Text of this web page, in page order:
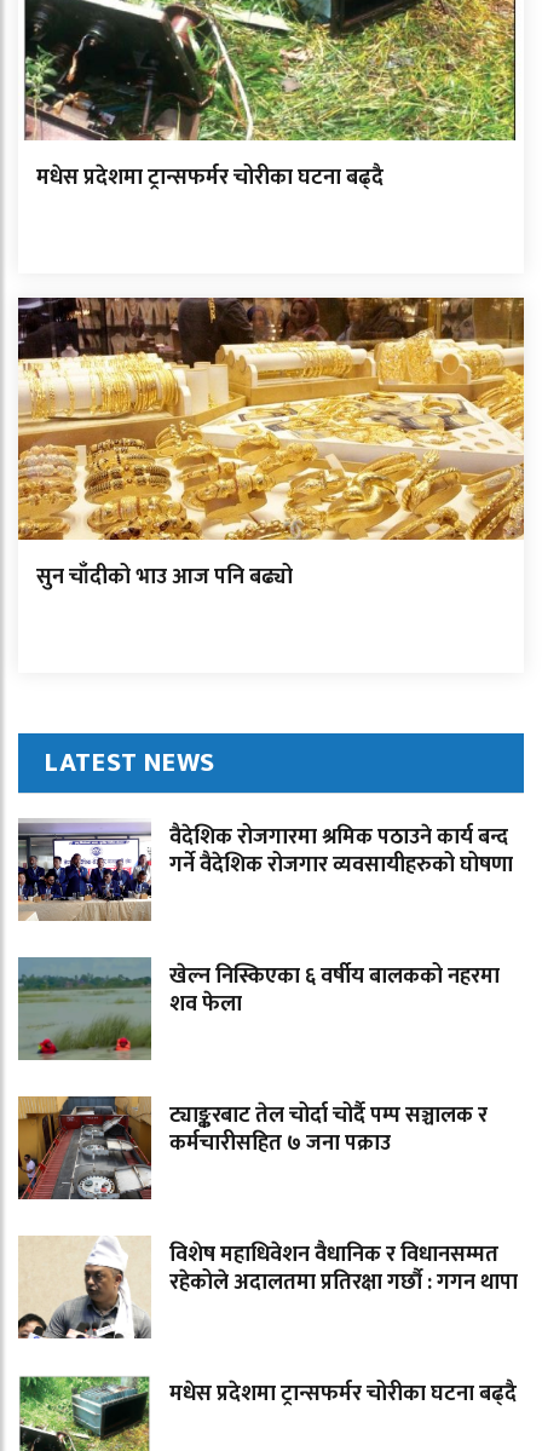
मधेस प्रदेशमा ट्रान्सफर्मर चोरीका घटना बढ्दै
सुन चाँदीको भाउ आज पनि बढ्यो
LATEST NEWS
वैदेशिक रोजगारमा श्रमिक पठाउने कार्य बन्द
गर्ने वैदेशिक रोजगार व्यवसायीहरुको घोषणा
खेल्न निस्किएका ६ वर्षीय बालकको नहरमा
शव फेला
ट्याङ्करबाट तेल चोर्दा चोर्दै पम्प सञ्चालक र
कर्मचारीसहित ७ जना पक्राउ
विशेष महाधिवेशन वैधानिक र विधानसम्मत
रहेकोले अदालतमा प्रतिरक्षा गर्छौ : गगन थापा
मधेस प्रदेशमा ट्रान्सफर्मर चोरीका घटना बढ्दै